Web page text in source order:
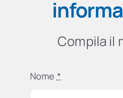
Compila il
Nome *